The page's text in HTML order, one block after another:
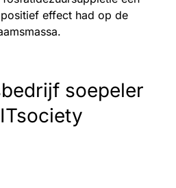
effect had op de
soepeler